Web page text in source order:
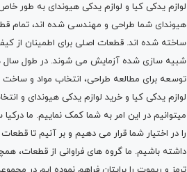
لوازم یدکی کیا و لوازم یدکی هیوندای به طور
هیوندای شما طراحی و مهندسی شده اند، تمام
ساخته شده اند. قطعات اصلی برای اطمینان از
شبیه سازی شده آزمایش می شوند. در طول سال
توسعه برای مطالعه طراحی، انتخاب مواد و
لوازم یدکی کیا و خرید لوازم یدکی هیوندای و
میتوانیم در این امر به شما کمک نماییم. ما
را در اختیار شما قرار می دهیم و بر آنیم تا
داشته باشیم. ما گروه های فراوانی از قطعات،